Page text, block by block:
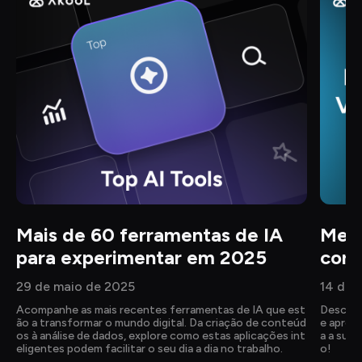
Mais de 60 ferramentas de IA
para experimentar em 2025
29 de maio de 2025
Acompanhe as mais recentes ferramentas de IA que est
ão a transformar o mundo digital. Da criação de conteúd
os à análise de dados, explore como estas aplicações int
eligentes podem facilitar o seu dia a dia no trabalho.
14 de
e
a a sua
o!